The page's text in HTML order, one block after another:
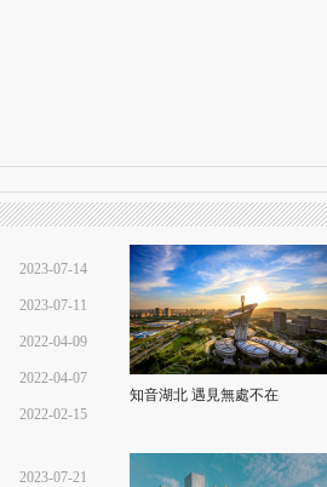
2023-07-14
16:39:53
2023-07-11
10:28:55
2022-04-09
22:02:37
2022-04-07
08:49:49
2022-02-15
2023-07-21
知音湖北 遇見無處不在